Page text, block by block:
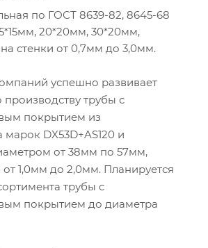
по ГОСТ 8639-82, 8645-68
20*20мм, 30*20мм,
стенки от 0,7мм до 3,0мм.
успешно развивает
трубы с
покрытием из
DX53D+AS120 и
от 38мм по 57мм,
1,0мм до 2,0мм. Планируется
трубы с
покрытием до диаметра